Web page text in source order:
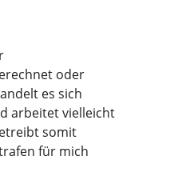
oder
es sich
arbeitet vielleicht
somit
für mich